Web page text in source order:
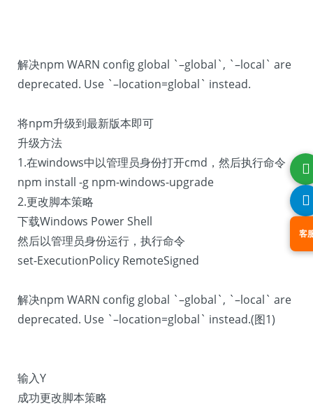
解决npm WARN config global `–global`, `–local` are
deprecated. Use `–location=global` instead.
将npm升级到最新版本即可
升级方法
1.在windows中以管理员身份打开cmd，然后执行命令
npm install -g npm-windows-upgrade
2.更改脚本策略
下载Windows Power Shell
然后以管理员身份运行，执行命令
set-ExecutionPolicy RemoteSigned
解决npm WARN config global `–global`, `–local` are
deprecated. Use `–location=global` instead.(图1)
输入Y
成功更改脚本策略
客